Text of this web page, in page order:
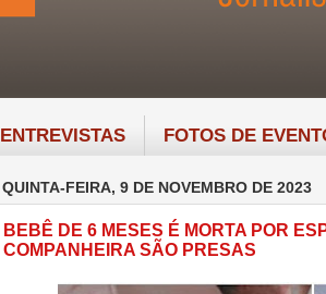
ENTREVISTAS FOTOS DE
QUINTA-FEIRA, 9 DE NOVEMBRO DE 2023
BEBÊ DE 6 MESES É MORTA POR
COMPANHEIRA SÃO PRESAS